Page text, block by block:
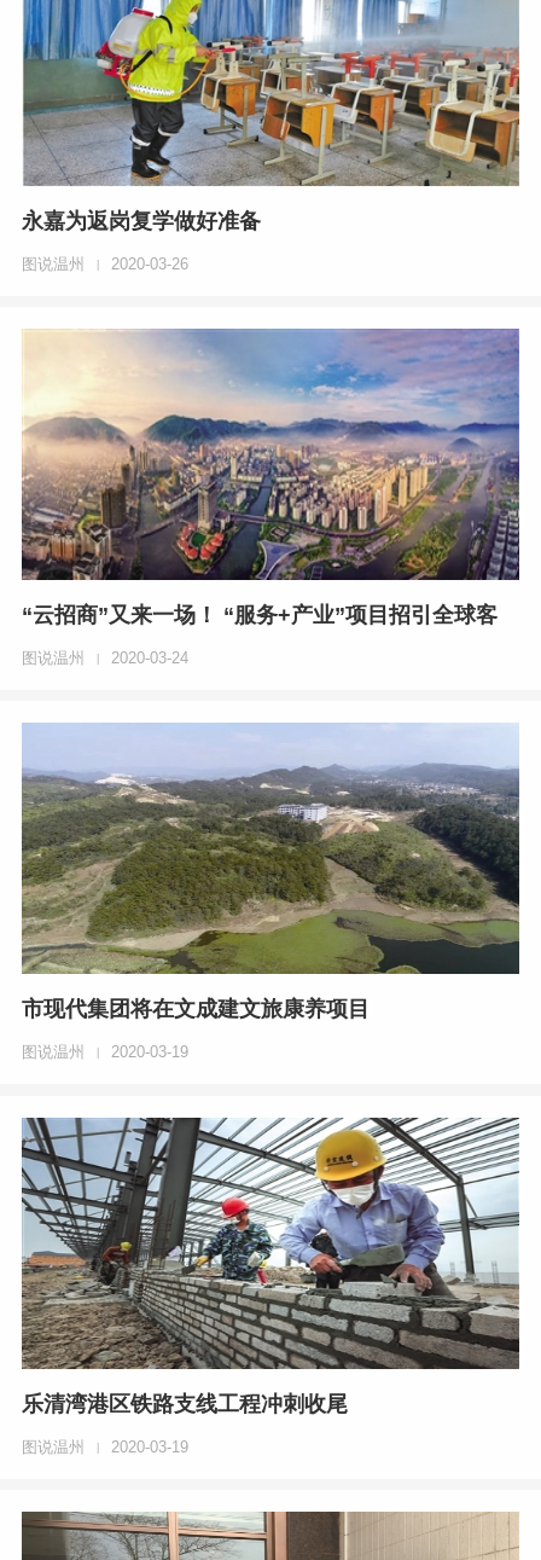
永嘉为返岗复学做好准备
图说温州 2020-03-26
“云招商”又来一场！ “服务+产业”项目招引全球客
图说温州 2020-03-24
市现代集团将在文成建文旅康养项目
图说温州 2020-03-19
乐清湾港区铁路支线工程冲刺收尾
图说温州 2020-03-19